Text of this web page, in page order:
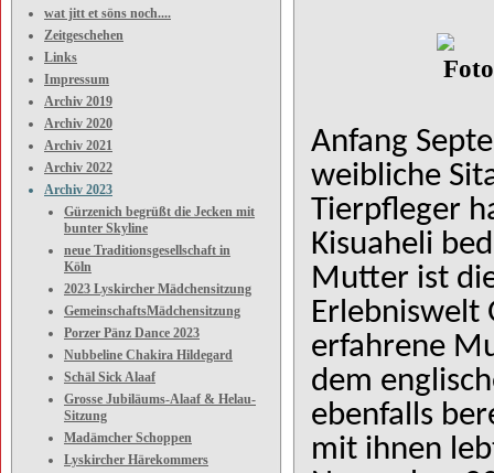
wat jitt et söns noch....
Zeitgeschehen
Links
Impressum
Archiv 2019
Archiv 2020
Archiv 2021
Archiv 2022
Archiv 2023
Gürzenich begrüßt die Jecken mit
bunter Skyline
neue Traditionsgesellschaft in
Köln
2023 Lyskircher Mädchensitzung
GemeinschaftsMädchensitzung
Porzer Pänz Dance 2023
Nubbeline Chakira Hildegard
Schäl Sick Alaaf
Grosse Jubiläums-Alaaf & Helau-
Sitzung
Madämcher Schoppen
Lyskircher Härekommers
Foto: W.
Anfang
weibliche
Tierpfleger
Kisuaheli
Mutter ist
Erlebniswelt
erfahrene
dem
ebenfalls
mit ihnen